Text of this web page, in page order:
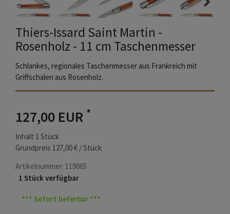
Thiers-Issard Saint Martin -
Rosenholz - 11 cm Taschenmesser
Schlankes, regionales Taschenmesser aus Frankreich mit
Griffschalen aus Rosenholz.
127,00 EUR *
Inhalt 1 Stück
Grundpreis 127,00 € / Stück
Artikelnummer: 119065
1 Stück verfügbar
*** Sofort lieferbar ***